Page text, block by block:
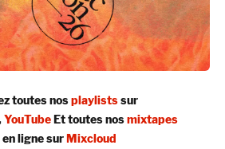
toutes nosplaylistssur
YouTubeEt toutes nosmixtapes
ligne surMixcloud